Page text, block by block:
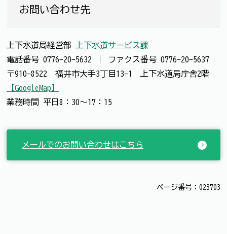
お問い合わせ先
上下水道局経営部
上下水道サービス課
電話番号 0776-20-5632 ファクス番号 0776-20-5637
〒910-8522 福井市大手3丁目13-1 上下水道局庁舎2階
【GoogleMap】
業務時間 平日8：30～17：15
メールでのお問い合わせはこちら
ページ番号：023703